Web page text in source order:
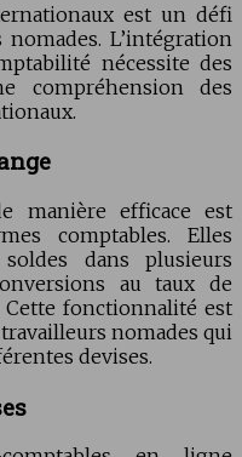
est un défi
L’intégration
nécessite des
compréhension des
manière efficace est
comptables. Elles
dans plusieurs
au taux de
Cette fonctionnalité est
nomades qui
devises.